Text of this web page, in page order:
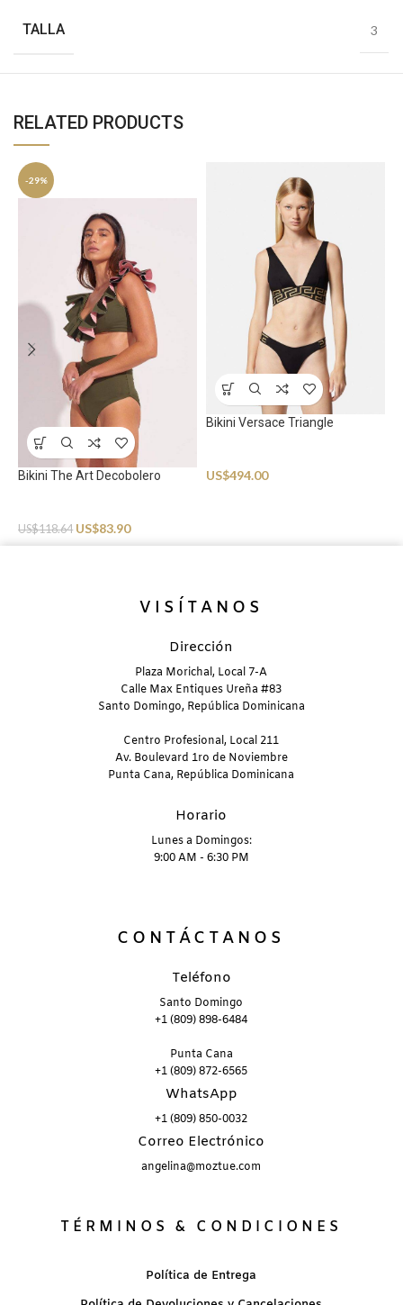
TALLA 3
RELATED PRODUCTS
-29%
Bikini The Art Decobolero
US$118.64 US$83.90
Bikini Versace Triangle
US$494.00
VISÍTANOS
Dirección
Plaza Morichal, Local 7-A
Calle Max Entiques Ureña #83
Santo Domingo, República Dominicana
Centro Profesional, Local 211
Av. Boulevard 1ro de Noviembre
Punta Cana, República Dominicana
Horario
Lunes a Domingos:
9:00 AM - 6:30 PM
CONTÁCTANOS
Teléfono
Santo Domingo
+1 (809) 898-6484
Punta Cana
+1 (809) 872-6565
WhatsApp
+1 (809) 850-0032
Correo Electrónico
angelina@moztue.com
TÉRMINOS & CONDICIONES
Política de Entrega